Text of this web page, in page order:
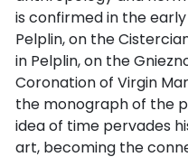
is confirmed in the
Pelplin, on the
in Pelplin, on the
Coronation of Virgin
the monograph of the
idea of time pervades
art, becoming the